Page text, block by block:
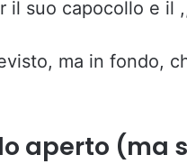
il suo capocollo e il
ma in fondo,
aperto (ma